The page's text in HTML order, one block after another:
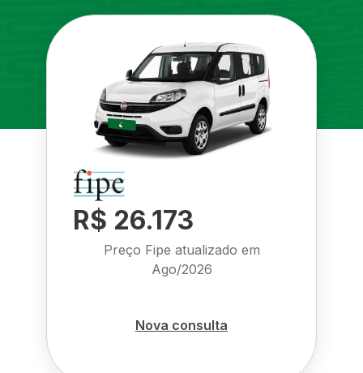
R$ 26.173
Preço Fipe atualizado em
Ago/2026
Nova consulta